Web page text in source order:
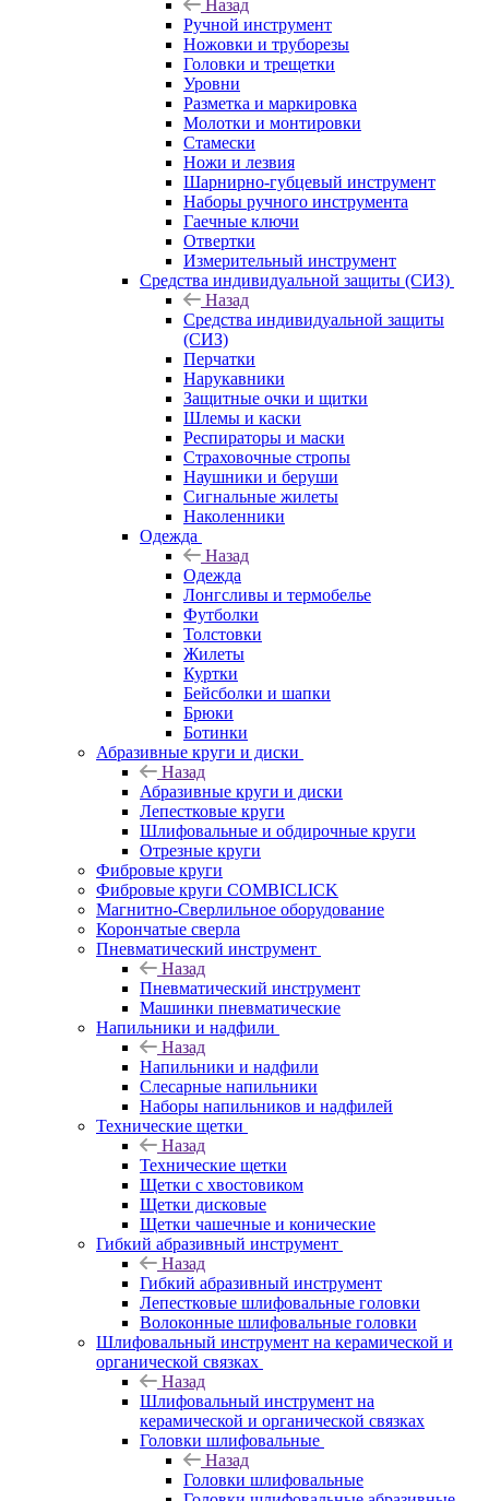
Назад
Ручной инструмент
Ножовки и труборезы
Головки и трещетки
Уровни
Разметка и маркировка
Молотки и монтировки
Стамески
Ножи и лезвия
Шарнирно-губцевый инструмент
Наборы ручного инструмента
Гаечные ключи
Отвертки
Измерительный инструмент
Средства индивидуальной защиты (СИЗ)
Назад
Средства индивидуальной защиты
(СИЗ)
Перчатки
Нарукавники
Защитные очки и щитки
Шлемы и каски
Респираторы и маски
Страховочные стропы
Наушники и беруши
Сигнальные жилеты
Наколенники
Одежда
Назад
Одежда
Лонгсливы и термобелье
Футболки
Толстовки
Жилеты
Куртки
Бейсболки и шапки
Брюки
Ботинки
Абразивные круги и диски
Назад
Абразивные круги и диски
Лепестковые круги
Шлифовальные и обдирочные круги
Отрезные круги
Фибровые круги
Фибровые круги COMBICLICK
Магнитно-Сверлильное оборудование
Корончатые сверла
Пневматический инструмент
Назад
Пневматический инструмент
Машинки пневматические
Напильники и надфили
Назад
Напильники и надфили
Слесарные напильники
Наборы напильников и надфилей
Технические щетки
Назад
Технические щетки
Щетки с хвостовиком
Щетки дисковые
Щетки чашечные и конические
Гибкий абразивный инструмент
Назад
Гибкий абразивный инструмент
Лепестковые шлифовальные головки
Волоконные шлифовальные головки
Шлифовальный инструмент на керамической и
органической связках
Назад
Шлифовальный инструмент на
керамической и органической связках
Головки шлифовальные
Назад
Головки шлифовальные